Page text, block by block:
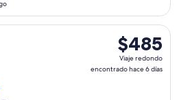
$485
Viaje
redondo,
$485
Viaje redondo
encontrado hace 6 días
con salida el jue, 4 feb. desde